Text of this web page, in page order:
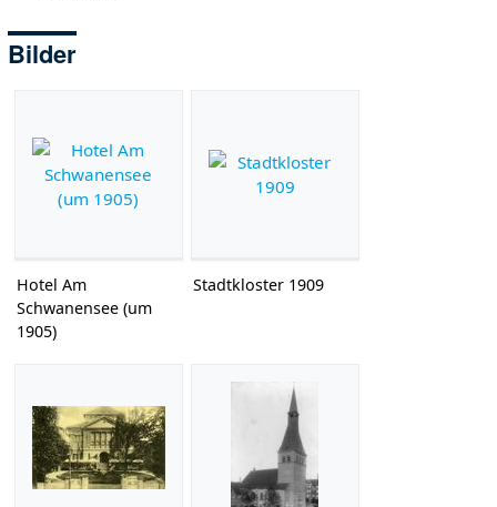
Bilder
Hotel Am
Schwanensee (um
1905)
Stadtkloster 1909